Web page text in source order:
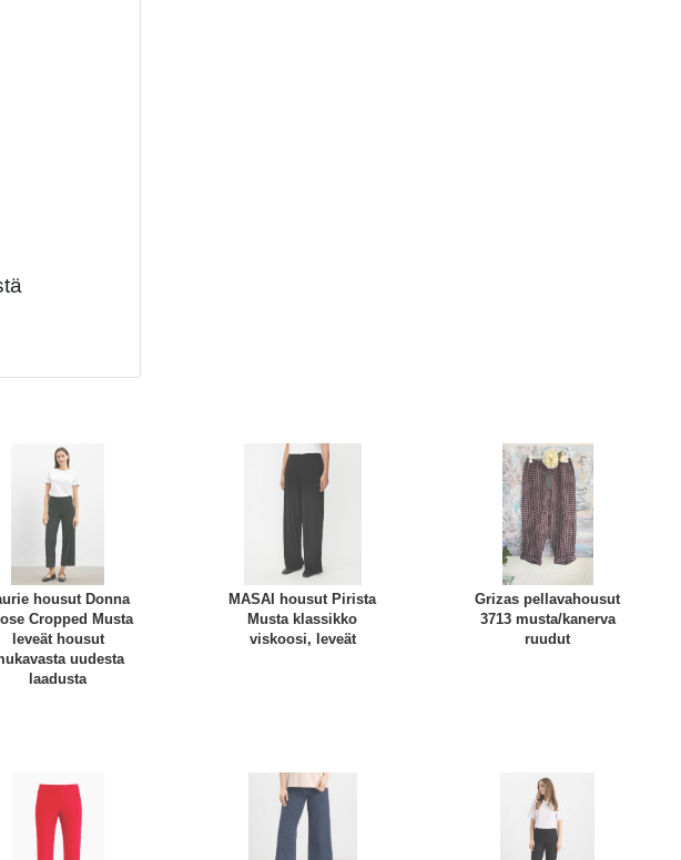
housut Donna
Cropped Musta
leveät housut
uudesta
laadusta
MASAI housut Pirista
Musta klassikko
viskoosi, leveät
Grizas pellavahousut
3713 musta/kanerva
ruudut